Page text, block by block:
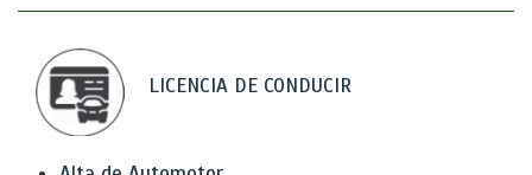
LICENCIA DE CONDUCIR